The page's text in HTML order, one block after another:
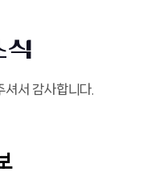
식
서 감사합니다.